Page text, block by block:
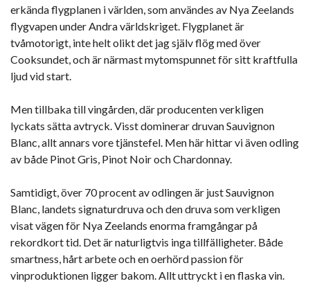
erkända flygplanen i världen, som användes av Nya Zeelands
flygvapen under Andra världskriget. Flygplanet är
tvåmotorigt, inte helt olikt det jag själv flög med över
Cooksundet, och är närmast mytomspunnet för sitt kraftfulla
ljud vid start.
Men tillbaka till vingården, där producenten verkligen
lyckats sätta avtryck. Visst dominerar druvan Sauvignon
Blanc, allt annars vore tjänstefel. Men här hittar vi även odling
av både Pinot Gris, Pinot Noir och Chardonnay.
Samtidigt, över 70 procent av odlingen är just Sauvignon
Blanc, landets signaturdruva och den druva som verkligen
visat vägen för Nya Zeelands enorma framgångar på
rekordkort tid. Det är naturligtvis inga tillfälligheter. Både
smartness, hårt arbete och en oerhörd passion för
vinproduktionen ligger bakom. Allt uttryckt i en flaska vin.